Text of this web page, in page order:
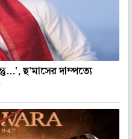
ছ'মাসের দাম্পত্যে